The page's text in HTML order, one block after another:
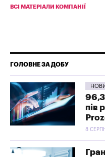
ВСІ МАТЕРІАЛИ КОМПАНІЇ
ГОЛОВНЕ ЗА ДОБУ
96,3
пів
8